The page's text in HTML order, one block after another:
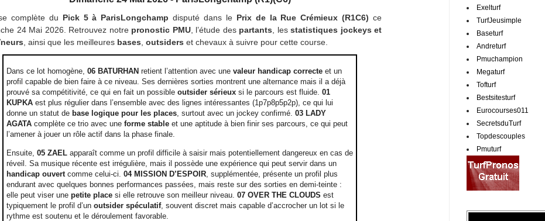
complète du Pick 5 à ParisLongchamp disputé dans le Prix de la Rue Crémieux (R1C6) ce
24 Mai 2026. Retrouvez notre pronostic PMU, l’étude des partants , les statistiques jockeys et
, ainsi que les meilleures bases outsiders et chevaux à suivre pour cette course.
Dans ce lot homogène, 06 BATURHAN retient l’attention avec une valeur handicap correcte et un
profil capable de bien faire à ce niveau. Ses dernières sorties montrent une alternance mais il a déjà
prouvé sa compétitivité, ce qui en fait un possible outsider sérieux si le parcours est fluide. 01
KUPKA est plus régulier dans l’ensemble avec des lignes intéressantes (1p7p8p5p2p), ce qui lui
donne un statut de base logique pour les places, surtout avec un jockey confirmé. 03 LADY
AGATA complète ce trio avec une forme stable et une aptitude à bien finir ses parcours, ce qui peut
l’amener à jouer un rôle actif dans la phase finale.
Ensuite, 05 ZAEL apparaît comme un profil difficile à saisir mais potentiellement dangereux en cas de
réveil. Sa musique récente est irrégulière, mais il possède une expérience qui peut servir dans un
handicap ouvert comme celui-ci. 04 MISSION D’ESPOIR , supplémentée, présente un profil plus
endurant avec quelques bonnes performances passées, mais reste sur des sorties en demi-teinte :
elle peut viser une petite place si elle retrouve son meilleur niveau. 07 OVER THE CLOUDS est
typiquement le profil d’un outsider spéculatif, souvent discret mais capable d’accrocher un lot si le
rythme est soutenu et le déroulement favorable.
Exelturf
TurfJeusimple
Baseturf
Andreturf
Pmuchampion
Megaturf
Tofturf
Bestsitesturf
Eurocourses011
SecretsduTurf
Topdescouples
Pmuturf